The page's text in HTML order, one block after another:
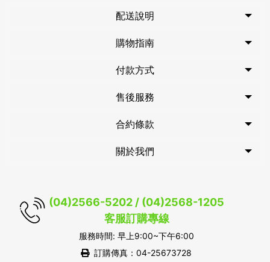
配送說明
購物指南
付款方式
售後服務
合約條款
關於我們
(04)2566-5202 / (04)2568-1205
客服訂購專線
服務時間: 早上9:00~下午6:00
訂購傳真：04-25673728